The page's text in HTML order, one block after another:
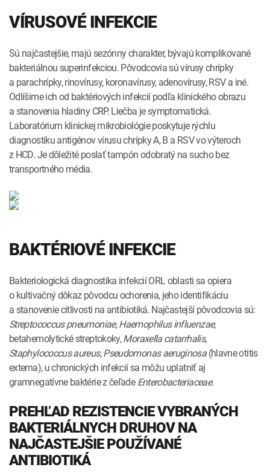
VÍRUSOVÉ INFEKCIE
Sú najčastejšie, majú sezónny charakter, bývajú komplikované
bakteriálnou superinfekciou. Pôvodcovia sú vírusy chrípky
a parachrípky, rinovírusy, koronavírusy, adenovírusy, RSV a iné.
Odlíšime ich od baktériových infekcií podľa klinického obrazu
a stanovenia hladiny CRP. Liečba je symptomatická.
Laboratórium klinickej mikrobiológie poskytuje rýchlu
diagnostiku antigénov vírusu chrípky A, B a RSV vo výteroch
z HCD. Je dôležité poslať tampón odobratý na sucho bez
transportného média.
BAKTÉRIOVÉ INFEKCIE
Bakteriologická diagnostika infekcií ORL oblasti sa opiera
o kultivačný dôkaz pôvodcu ochorenia, jeho identifikáciu
a stanovenie citlivosti na antibiotiká. Najčastejší pôvodcovia sú:
Streptococcus pneumoniae,Haemophilus influenzae,
betahemolytické streptokoky,Moraxella catarrhalis,
Staphylococcus aureus,Pseudomonas aeruginosa(hlavne otitis
externa), u chronických infekcií sa môžu uplatniť aj
gramnegatívne baktérie z čeľadeEnterobacteriaceae.
PREHĽAD REZISTENCIE VYBRANÝCH
BAKTERIÁLNYCH DRUHOV NA
NAJČASTEJŠIE POUŽÍVANÉ
ANTIBIOTIKÁ